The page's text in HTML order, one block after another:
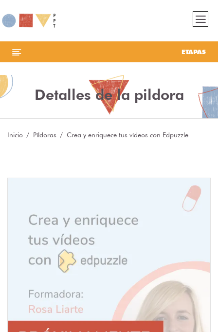
ETAPAS
Detalles de la pildora
Inicio Píldoras Crea y enriquece tus vídeos con Edpuzzle